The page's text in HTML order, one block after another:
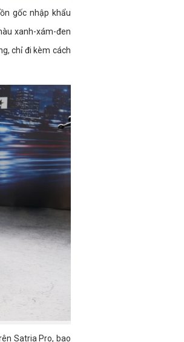
gốc nhập khẩu
xanh-xám-đen
chỉ đi kèm cách
Satria Pro, bao